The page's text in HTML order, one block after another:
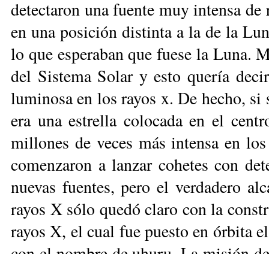
detectaron una fuen­te muy intensa
en una po­sición distinta a la de la
lo que es­peraban que fuese la Luna.
del Sistema Solar y esto quería
luminosa en los rayos x. De hecho,
era una estrella colocada en el
millones de veces más in­tensa en
comenzaron a lanzar co­he­tes con
nuevas fuentes, pero el verdadero
rayos X sólo que­dó claro con la
rayos X, el cual fue puesto en órbita